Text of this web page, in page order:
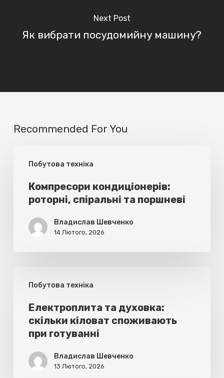
Next Post
Як вибрати посудомийну машину?
Recommended For You
Побутова техніка
кондиціонерів:
роторні,
спіральні
поршневі
Компресори кондиціонерів:
роторні, спіральні та поршневі
Владислав Шевченко
14 Лютого, 2026
Побутова техніка
духовка:
скільки
кіловат
споживають
Електроплита та духовка:
скільки кіловат споживають
при готуванні
Владислав Шевченко
13 Лютого, 2026